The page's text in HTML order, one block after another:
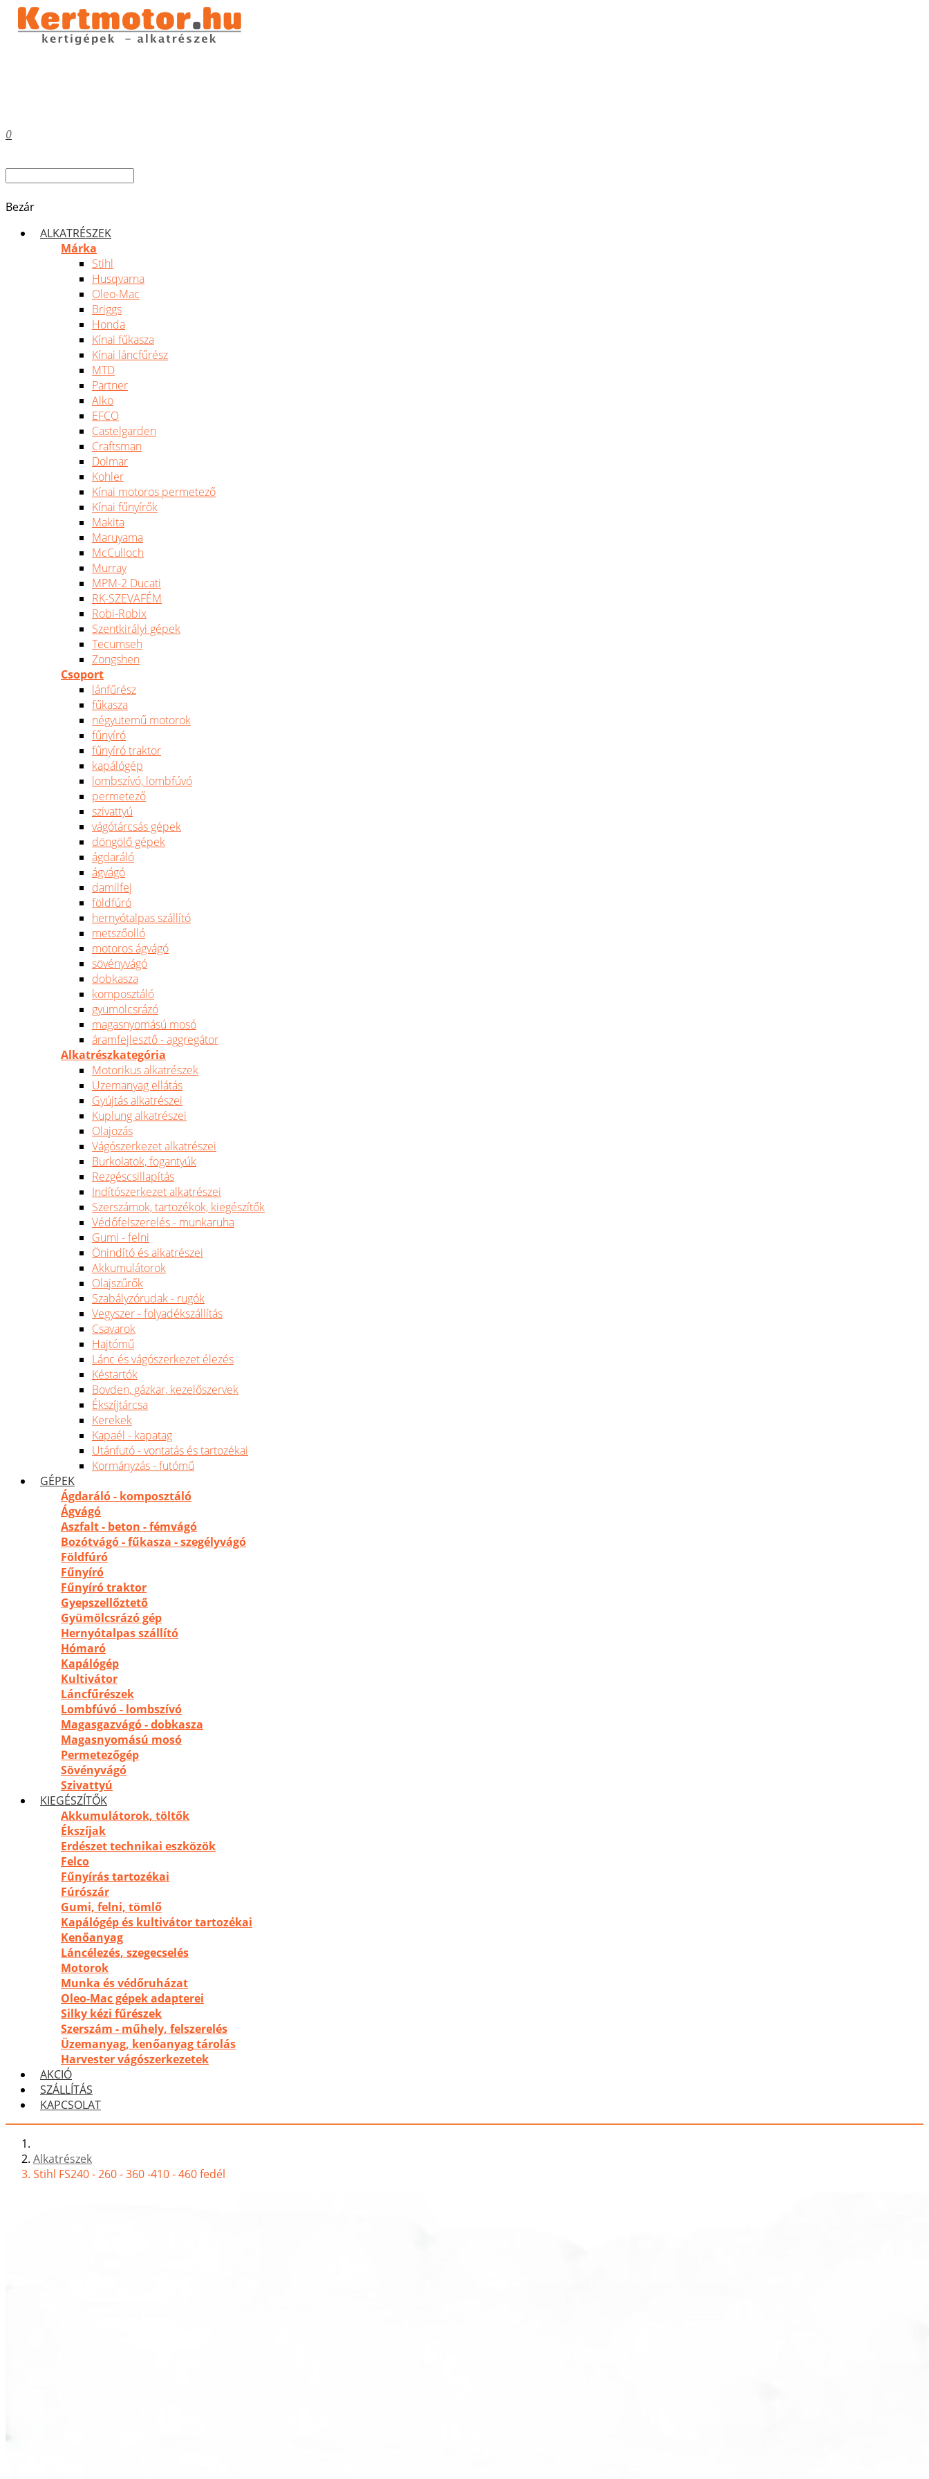
0
Bezár
ALKATRÉSZEK
Márka
Stihl
Husqvarna
Oleo-Mac
Briggs
Honda
Kínai fűkasza
Kínai láncfűrész
MTD
Partner
Alko
EFCO
Castelgarden
Craftsman
Dolmar
Kohler
Kínai motoros permetező
Kínai fűnyírők
Makita
Maruyama
McCulloch
Murray
MPM-2 Ducati
RK-SZEVAFÉM
Robi-Robix
Szentkirályi gépek
Tecumseh
Zongshen
Csoport
lánfűrész
fűkasza
négyütemű motorok
fűnyíró
fűnyíró traktor
kapálógép
lombszívó, lombfúvó
permetező
szivattyú
vágótárcsás gépek
döngölő gépek
ágdaráló
ágvágó
damilfej
földfúró
hernyótalpas szállító
metszőolló
motoros ágvágó
sövényvágó
dobkasza
komposztáló
gyümölcsrázó
magasnyomású mosó
áramfejlesztő - aggregátor
Alkatrészkategória
Motorikus alkatrészek
Üzemanyag ellátás
Gyújtás alkatrészei
Kuplung alkatrészei
Olajozás
Vágószerkezet alkatrészei
Burkolatok, fogantyúk
Rezgéscsillapítás
Indítószerkezet alkatrészei
Szerszámok, tartozékok, kiegészítők
Védőfelszerelés - munkaruha
Gumi - felni
Önindító és alkatrészei
Akkumulátorok
Olajszűrők
Szabályzórudak - rugók
Vegyszer - folyadékszállítás
Csavarok
Hajtómű
Lánc és vágószerkezet élezés
Késtartók
Bovden, gázkar, kezelőszervek
Ékszíjtárcsa
Kerekek
Kapaél - kapatag
Utánfutó - vontatás és tartozékai
Kormányzás - futómű
GÉPEK
Ágdaráló - komposztáló
Ágvágó
Aszfalt - beton - fémvágó
Bozótvágó - fűkasza - szegélyvágó
Földfúró
Fűnyíró
Fűnyíró traktor
Gyepszellőztető
Gyümölcsrázó gép
Hernyótalpas szállító
Hómaró
Kapálógép
Kultivátor
Láncfűrészek
Lombfúvó - lombszívó
Magasgazvágó - dobkasza
Magasnyomású mosó
Permetezőgép
Sövényvágó
Szivattyú
KIEGÉSZÍTŐK
Akkumulátorok, töltők
Ékszíjak
Erdészet technikai eszközök
Felco
Fűnyírás tartozékai
Fúrószár
Gumi, felni, tömlő
Kapálógép és kultivátor tartozékai
Kenőanyag
Láncélezés, szegecselés
Motorok
Munka és védőruházat
Oleo-Mac gépek adapterei
Silky kézi fűrészek
Szerszám - műhely, felszerelés
Üzemanyag, kenőanyag tárolás
Harvester vágószerkezetek
AKCIÓ
SZÁLLÍTÁS
KAPCSOLAT
Alkatrészek
Stihl FS240 - 260 - 360 -410 - 460 fedél